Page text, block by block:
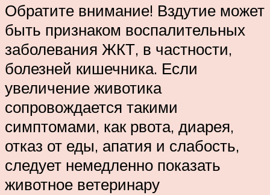
Обратите внимание! Вздутие может
быть признаком воспалительных
заболевания ЖКТ, в частности,
болезней кишечника. Если
увеличение животика
сопровождается такими
симптомами, как рвота, диарея,
отказ от еды, апатия и слабость,
следует немедленно показать
животное ветеринару